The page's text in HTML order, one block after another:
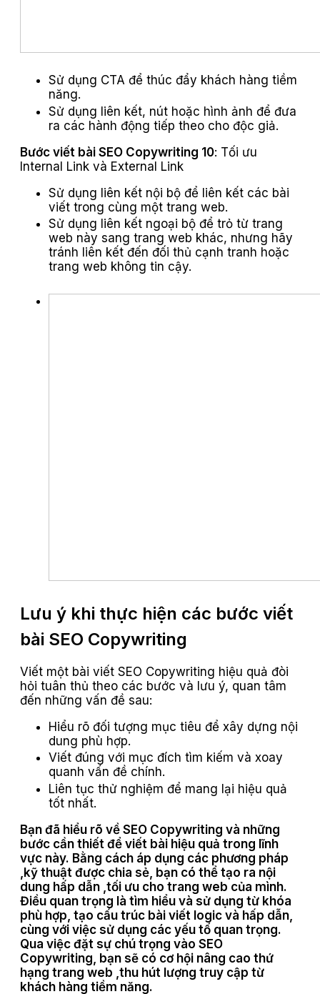
Sử dụng CTA để thúc đẩy khách hàng tiềm
năng.
Sử dụng liên kết, nút hoặc hình ảnh để đưa
ra các hành động tiếp theo cho độc giả.
Bước viết bài SEO Copywriting 10: Tối ưu
Internal Link và External Link
Sử dụng liên kết nội bộ để liên kết các bài
viết trong cùng một trang web.
Sử dụng liên kết ngoại bộ để trỏ từ trang
web này sang trang web khác, nhưng hãy
tránh liên kết đến đối thủ cạnh tranh hoặc
trang web không tin cậy.
Lưu ý khi thực hiện các bước viết
bài SEO Copywriting
Viết một bài viết SEO Copywriting hiệu quả đòi
hỏi tuân thủ theo các bước và lưu ý, quan tâm
đến những vấn đề sau:
Hiểu rõ đối tượng mục tiêu để xây dựng nội
dung phù hợp.
Viết đúng với mục đích tìm kiếm và xoay
quanh vấn đề chính.
Liên tục thử nghiệm để mang lại hiệu quả
tốt nhất.
Bạn đã hiểu rõ về SEO Copywriting và những
bước cần thiết để viết bài hiệu quả trong lĩnh
vực này. Bằng cách áp dụng các phương pháp
,kỹ thuật được chia sẻ, bạn có thể tạo ra nội
dung hấp dẫn ,tối ưu cho trang web của mình.
Điều quan trọng là tìm hiểu và sử dụng từ khóa
phù hợp, tạo cấu trúc bài viết logic và hấp dẫn,
cùng với việc sử dụng các yếu tố quan trọng.
Qua việc đặt sự chú trọng vào SEO
Copywriting, bạn sẽ có cơ hội nâng cao thứ
hạng trang web ,thu hút lượng truy cập từ
khách hàng tiềm năng.